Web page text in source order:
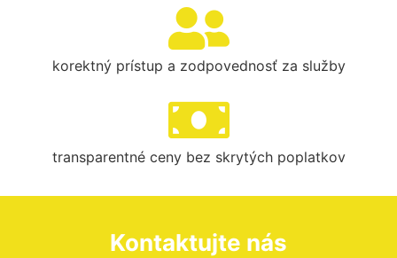
korektný prístup a zodpovednosť za služby
transparentné ceny bez skrytých poplatkov
Kontaktujte nás